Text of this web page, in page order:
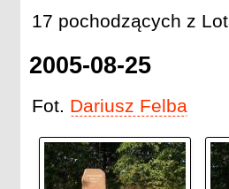
17 pochodzących z
2005-08-25
Fot. Dariusz Felba